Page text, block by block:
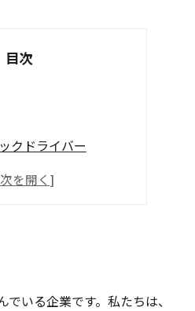
目次
クドライバー
いる企業です。私たちは、